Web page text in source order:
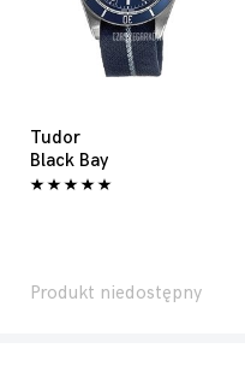
Tudor
Black Bay
Produkt niedostępny